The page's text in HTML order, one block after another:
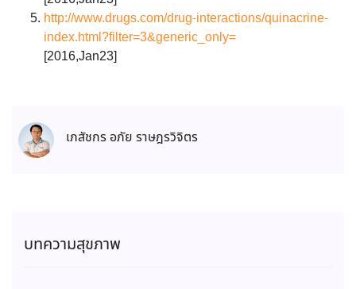
http://www.drugs.com/drug-interactions/quinacrine-
index.html?filter=3&generic_only=
[2016,Jan23]
เภสัชกร อภัย ราษฎรวิจิตร
บทความสุขภาพ